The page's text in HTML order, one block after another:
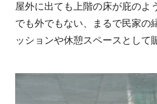
屋外に出ても上階の床が庇のよ
でも外でもない、まるで民家の
ッションや休憩スペースとして